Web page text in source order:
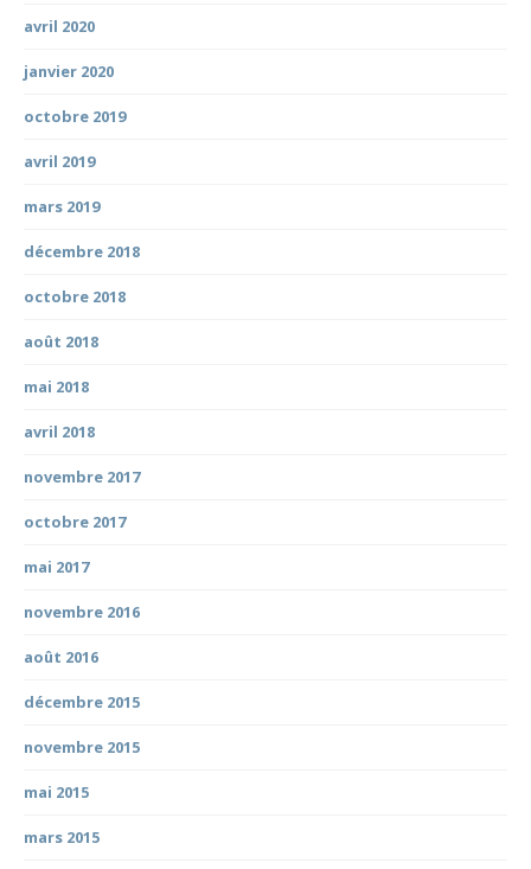
avril 2020
janvier 2020
octobre 2019
avril 2019
mars 2019
décembre 2018
octobre 2018
août 2018
mai 2018
avril 2018
novembre 2017
octobre 2017
mai 2017
novembre 2016
août 2016
décembre 2015
novembre 2015
mai 2015
mars 2015